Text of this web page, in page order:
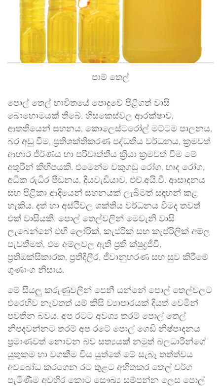
පාම් තෙල්
පොල් තෙල් භාවිතයේ පොදුවේ පිළිගත් වාසි
බොහොමයක් තිබේ. හිසකෙස්වල ආරක්ෂාව,
ආතතියෙන් සහනය, කොලෙස්ටරෝල් මට්ටම පාලනය,
බර අඩු වීම, ප්‍රතිශක්තිකරණ පද්ධතිය වර්ධනය, ක්‍රමවත්
ආහාර ජීර්ණය හා පරිවෘත්තීය ක්‍රියා ක්‍රමවත් වීම මේ
අතුරින් කිහිපයකි. එමෙන්ම වකුගඩු රෝග, හෘද රෝග,
අධික රුධිර පීඩනය, දියවැඩියාව, එච්.අයි.වී. ආසාදනය
සහ පිළිකා ආදියෙන් සහනයක් ලැබීමත් සඳහන් කළ
හැකිය. දත් හා අස්ථිවල ශක්තිය වර්ධනය වීමද තවත්
එක් වාසියකි. පොල් තෙල්වලින් මෙවැනි වාසි
ලැබෙන්නේ එහි ලෝරික්, කැප්රික් සහ කැප්රිලික් අම්ල
පැවතීමත්, එම අම්ලවල ඇති ප්‍රති ක්ෂුද්‍රජීවී,
ප්‍රතිඔක්සිකාරක, ප්‍රතිදිලීර, ජීවානුහරණ සහ සුව කිරීමේ
ගුණාංග නිසාය.
මේ සියලු කරුණුවලින් පෙනී යන්නේ පොල් තෙල්වලට
එරෙහිව නැවතත් යම් කිසි ව්‍යාපාරයක් දියත් වෙමින්
පවතින බවය. අප රටට අවශ්‍ය තරම් පොල් තෙල්
නිපදවන්නට තරම් අප රටේ පොල් ගෙඩි නිෂ්පාදනය
ප්‍රමාණවත් නොවන බව සත්‍යයක් නමුත් බලධාරීන්ගේ
යුතුකම හා වගකීම විය යුත්තේ මේ සැබෑ තත්ත්වය
අවබෝධ කරගෙන රට තුළට අහිතකර තෙල් වර්ග
පැමිණීම අවහිර කොට සෞඛ්‍ය සම්පන්න ලෙස පොල්